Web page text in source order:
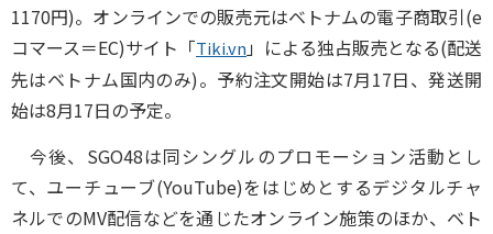
1170円)。オンラインでの販売元はベトナムの電子商取引(e
コマース＝EC)サイト「Tiki.vn 」による独占販売となる(配送
先はベトナム国内のみ)。予約注文開始は7月17日、発送開
始は8月17日の予定。
今後、SGO48は同シングルのプロモーション活動とし
て、ユーチューブ(YouTube)をはじめとするデジタルチャ
ネルでのMV配信などを通じたオンライン施策のほか、ベト